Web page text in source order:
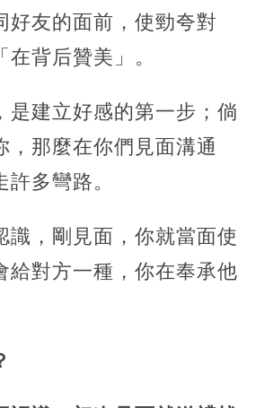
好友的面前，使勁夸對
背后贊美」。
是建立好感的第一步；倘
，那麼在你們見面溝通
多彎路。
識，剛見面，你就當面使
給對方一種，你在奉承他